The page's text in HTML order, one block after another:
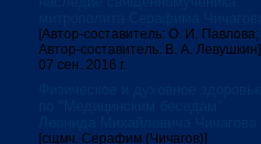
[Автор-составитель: О. И. Павлова;
Автор-составитель: В. А. Левушкин]
07 сен. 2016 г.
[сщмч. Серафим (Чичагов)]